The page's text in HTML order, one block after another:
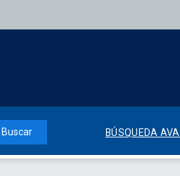
Buscar BÚSQUEDA